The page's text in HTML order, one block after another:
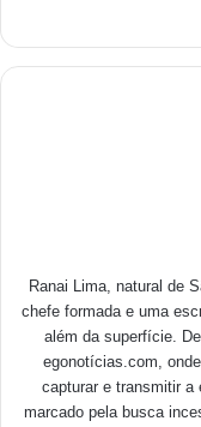
Ranai Lima, natural de
chefe formada e uma
além da superfície.
egonotícias.com,
capturar e transmitir a
marcado pela busca